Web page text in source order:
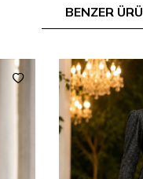
BENZER